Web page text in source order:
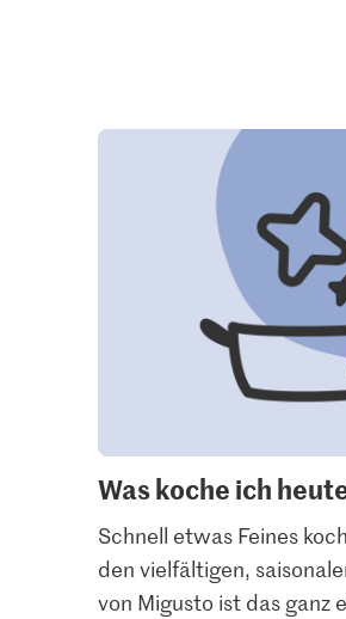
Was koche ich
Schnell etwas Feines
den vielfältigen,
von Migusto ist das ganz